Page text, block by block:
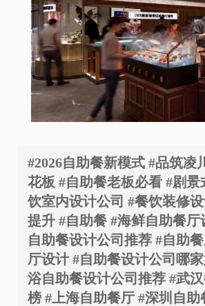
#2026自助餐新模式 #品筑
花板 #自助餐老板必看 #剧
饮室内设计公司 #餐饮装修
提升 #自助餐 #海鲜自助餐
自助餐设计公司推荐 #自助
厅设计 #自助餐设计公司哪
浴自助餐设计公司推荐 #武
榜 #上海自助餐厅 #深圳自